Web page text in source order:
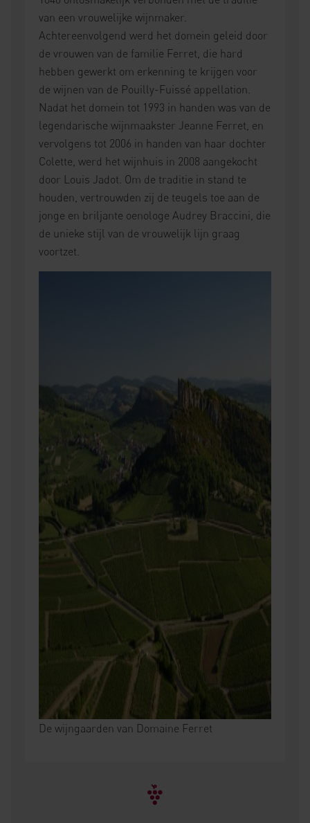
van een vrouwelijke wijnmaker.
Achtereenvolgend werd het domein geleid door
de vrouwen van de familie Ferret, die hard
hebben gewerkt om erkenning te krijgen voor
de wijnen van de Pouilly-Fuissé appellation.
Nadat het domein tot 1993 in handen was van de
legendarische wijnmaakster Jeanne Ferret, en
vervolgens tot 2006 in handen van haar dochter
Colette, werd het wijnhuis in 2008 aangekocht
door Louis Jadot. Om de traditie in stand te
houden, vertrouwden zij de teugels toe aan de
jonge en briljante oenologe Audrey Braccini, die
de unieke stijl van de vrouwelijk lijn graag
voortzet.
De wijngaarden van Domaine Ferret